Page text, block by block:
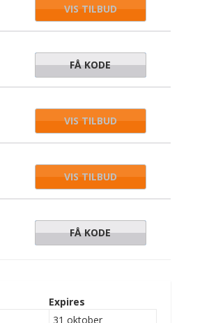
VIS TILBUD
OLVE4AU
FÅ KODE
VIS TILBUD
VIS TILBUD
CANDY
FÅ KODE
Expires
31 oktober